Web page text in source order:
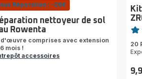
Réparation : -20€
nettoyeur de sol
Rowenta
d'œuvre comprises avec extension
mois !
accessoires
Note
20
Prix